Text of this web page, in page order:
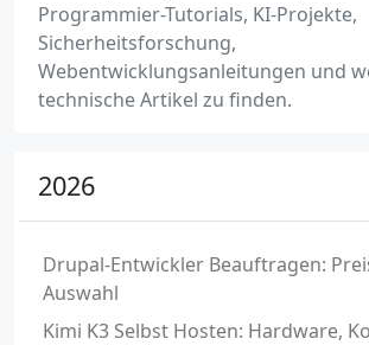
Programmier-Tutorials, KI-Projekte,
Sicherheitsforschung,
Webentwicklungsanleitungen und
technische Artikel zu finden.
2026
Drupal-Entwickler Beauftragen:
Auswahl
Kimi K3 Selbst Hosten: Hardware,